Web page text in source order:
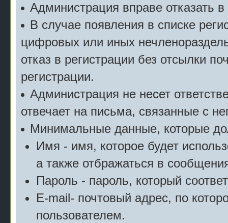
Администрация вправе отказать
В случае появления в списке
цифровых или иных
отказ в регистрации без отсылки
регистрации.
Администрация не несет
отвечает на письма, связанные с
Минимальные данные, которые
Имя - имя, которое будет
а также отбражаться в
Пароль - пароль, который
E-mail- почтовый адрес, по
пользователем.